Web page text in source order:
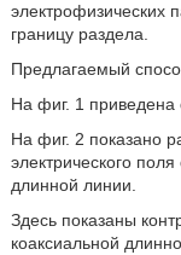
электрофизических
границу раздела.
Предлагаемый
На фиг. 1 приведена
На фиг. 2 показано
электрического
длинной линии.
Здесь показаны
коаксиальной